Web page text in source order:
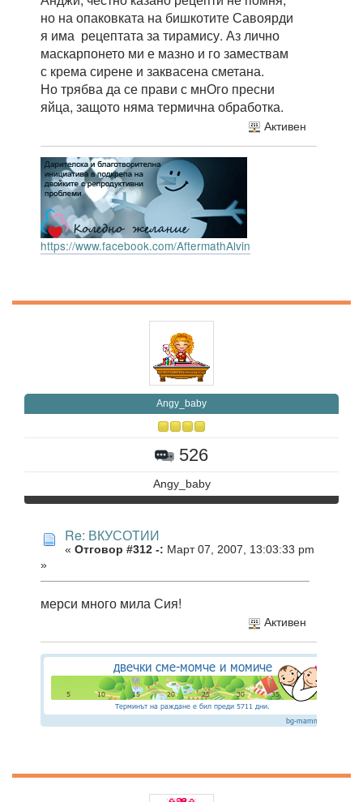
но на опаковката на бишкотите Савоярди
я има рецептата за тирамису. Аз лично
маскарпонето ми е мазно и го замествам
с крема сирене и заквасена сметана.
Но трябва да се прави с мнОго пресни
яйца, защото няма термична обработка.
Активен
https://www.facebook.com/AftermathAlvin
Angy_baby
526
Angy_baby
Re: ВКУСОТИИ
« Отговор #312 -: Март 07, 2007, 13:03:33 pm
»
мерси много мила Сия!
Активен